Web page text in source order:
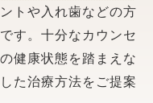
トや入れ歯などの方
す。十分なカウンセ
健康状態を踏まえな
た治療方法をご提案